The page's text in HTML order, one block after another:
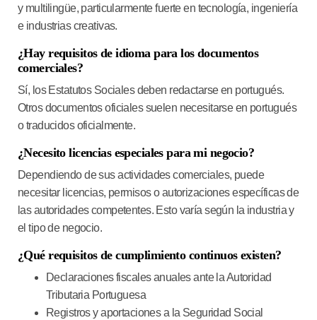
y multilingüe, particularmente fuerte en tecnología, ingeniería
e industrias creativas.
¿Hay requisitos de idioma para los documentos
comerciales?
Sí, los Estatutos Sociales deben redactarse en portugués.
Otros documentos oficiales suelen necesitarse en portugués
o traducidos oficialmente.
¿Necesito licencias especiales para mi negocio?
Dependiendo de sus actividades comerciales, puede
necesitar licencias, permisos o autorizaciones específicas de
las autoridades competentes. Esto varía según la industria y
el tipo de negocio.
¿Qué requisitos de cumplimiento continuos existen?
Declaraciones fiscales anuales ante la Autoridad
Tributaria Portuguesa
Registros y aportaciones a la Seguridad Social